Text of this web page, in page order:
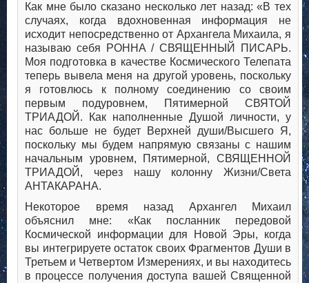
Как мне было сказано несколько лет назад: «В тех
случаях, когда вдохновенная информация не
исходит непосредственно от Архангела Михаила, я
называю себя РОННА / СВЯЩЕННЫЙ ПИСАРЬ.
Моя подготовка в качестве Космического Телепата
теперь вывела меня на другой уровень, поскольку
я готовлюсь к полному соединению со своим
первым подуровнем, Пятимерной СВЯТОЙ
ТРИАДОЙ. Как наполненные Душой личности, у
нас больше не будет Верхней души/Высшего Я,
поскольку мы будем напрямую связаны с нашим
начальным уровнем, Пятимерной, СВЯЩЕННОЙ
ТРИАДОЙ, через нашу колонну Жизни/Света
АНТАКАРАНА.
Некоторое время назад Архангел Михаил
объяснил мне: «Как посланник передовой
Космической информации для Новой Эры, когда
вы интегрируете остаток своих Фрагментов Души в
Третьем и Четвертом Измерениях, и вы находитесь
в процессе получения доступа вашей Священной